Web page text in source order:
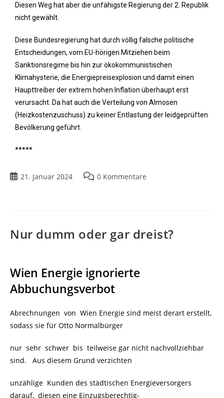
Diesen Weg hat aber die unfähigste Regierung der 2. Republik
nicht gewählt.
Diese Bundesregierung hat durch völlig falsche politische
Entscheidungen, vom EU-hörigen Mitziehen beim
Sanktionsregime bis hin zur ökokommunistischen
Klimahysterie, die Energiepreisexplosion und damit einen
Haupttreiber der extrem hohen Inflation überhaupt erst
verursacht. Da hat auch die Verteilung von Almosen
(Heizkostenzuschuss) zu keiner Entlastung der leidgeprüften
Bevölkerung geführt.
*****
21. Januar 2024 0 Kommentare
Nur dumm oder gar dreist?
Wien Energie ignorierte
Abbuchungsverbot
Abrechnungen von Wien Energie sind meist derart erstellt,
sodass sie für Otto Normalbürger
nur sehr schwer bis teilweise gar nicht nachvollziehbar
sind. Aus diesem Grund verzichten
unzählige Kunden des städtischen Energieversorgers
darauf, diesen eine Einzugsberechtig-